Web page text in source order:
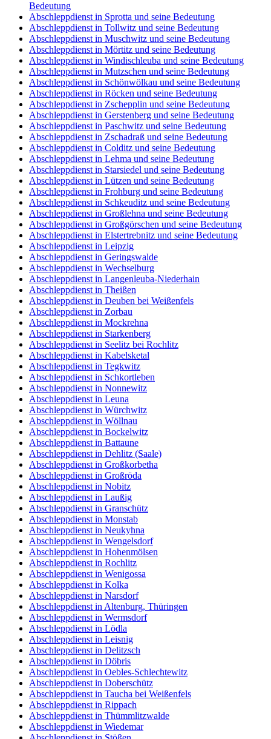
Abschleppdienst in Kohren-Sahlis und seine Bedeutung
Abschleppdienst in Elsteraue und seine Bedeutung
Abschleppdienst in Sössen und seine Bedeutung
Abschleppdienst in Geithain und seine Bedeutung
Abschleppdienst in Meuselwitz, Thüringen und seine
Bedeutung
Abschleppdienst in Sprotta und seine Bedeutung
Abschleppdienst in Tollwitz und seine Bedeutung
Abschleppdienst in Muschwitz und seine Bedeutung
Abschleppdienst in Mörtitz und seine Bedeutung
Abschleppdienst in Windischleuba und seine Bedeutung
Abschleppdienst in Mutzschen und seine Bedeutung
Abschleppdienst in Schönwölkau und seine Bedeutung
Abschleppdienst in Röcken und seine Bedeutung
Abschleppdienst in Zschepplin und seine Bedeutung
Abschleppdienst in Gerstenberg und seine Bedeutung
Abschleppdienst in Paschwitz und seine Bedeutung
Abschleppdienst in Zschadraß und seine Bedeutung
Abschleppdienst in Colditz und seine Bedeutung
Abschleppdienst in Lehma und seine Bedeutung
Abschleppdienst in Starsiedel und seine Bedeutung
Abschleppdienst in Lützen und seine Bedeutung
Abschleppdienst in Frohburg und seine Bedeutung
Abschleppdienst in Schkeuditz und seine Bedeutung
Abschleppdienst in Großlehna und seine Bedeutung
Abschleppdienst in Großgörschen und seine Bedeutung
Abschleppdienst in Elstertrebnitz und seine Bedeutung
Abschleppdienst in Leipzig
Abschleppdienst in Geringswalde
Abschleppdienst in Wechselburg
Abschleppdienst in Langenleuba-Niederhain
Abschleppdienst in Theißen
Abschleppdienst in Deuben bei Weißenfels
Abschleppdienst in Zorbau
Abschleppdienst in Mockrehna
Abschleppdienst in Starkenberg
Abschleppdienst in Seelitz bei Rochlitz
Abschleppdienst in Kabelsketal
Abschleppdienst in Tegkwitz
Abschleppdienst in Schkortleben
Abschleppdienst in Nonnewitz
Abschleppdienst in Leuna
Abschleppdienst in Würchwitz
Abschleppdienst in Wöllnau
Abschleppdienst in Bockelwitz
Abschleppdienst in Battaune
Abschleppdienst in Dehlitz (Saale)
Abschleppdienst in Großkorbetha
Abschleppdienst in Großröda
Abschleppdienst in Nobitz
Abschleppdienst in Laußig
Abschleppdienst in Granschütz
Abschleppdienst in Monstab
Abschleppdienst in Neukyhna
Abschleppdienst in Wengelsdorf
Abschleppdienst in Hohenmölsen
Abschleppdienst in Rochlitz
Abschleppdienst in Wenigossa
Abschleppdienst in Kolka
Abschleppdienst in Narsdorf
Abschleppdienst in Altenburg, Thüringen
Abschleppdienst in Wermsdorf
Abschleppdienst in Lödla
Abschleppdienst in Leisnig
Abschleppdienst in Delitzsch
Abschleppdienst in Döbris
Abschleppdienst in Oebles-Schlechtewitz